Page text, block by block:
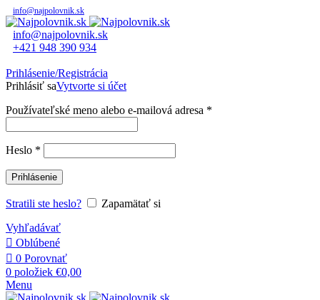
info@najpolovnik.sk
info@najpolovnik.sk
+421 948 390 934
Prihlásenie/Registrácia
Prihlásiť saVytvorte si účet
Používateľské meno alebo e-mailová adresa *
Heslo *
Prihlásenie
Stratili ste heslo?
Zapamätať si
Vyhľadávať
Oblúbené
0 Porovnať
0 položiek €0,00
Menu